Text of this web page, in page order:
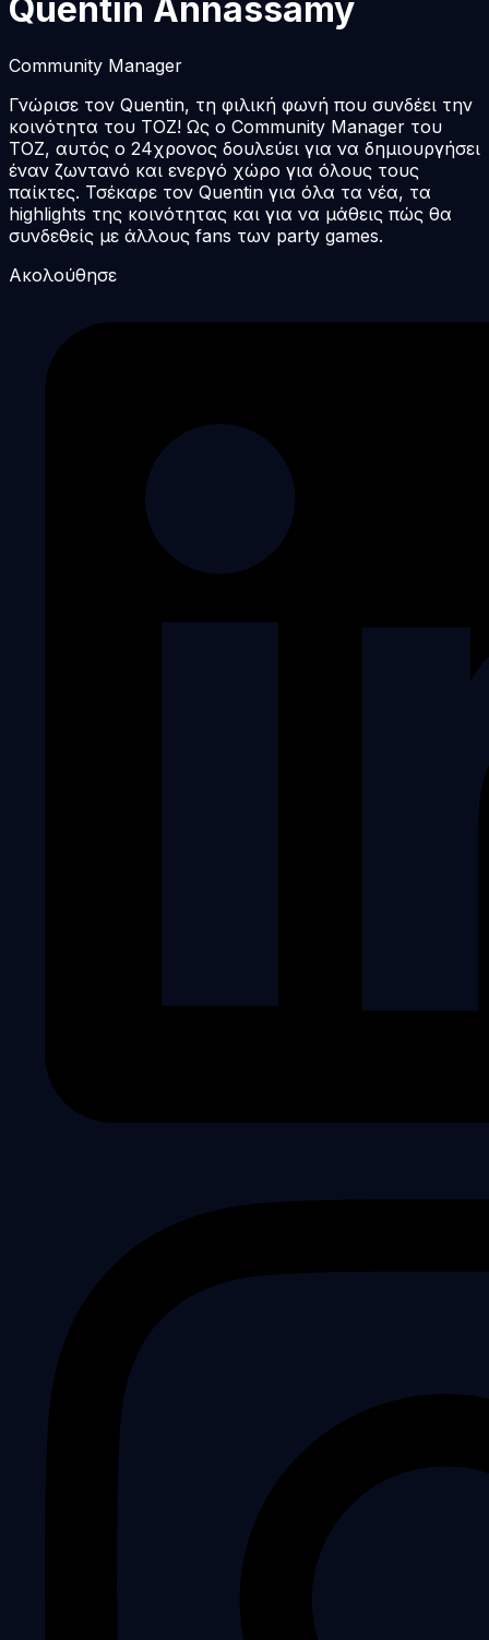
Quentin Annassamy
Community Manager
Γνώρισε τον Quentin, τη φιλική φωνή που συνδέει την
κοινότητα του TOZ! Ως ο Community Manager του
TOZ, αυτός ο 24χρονος δουλεύει για να δημιουργήσει
έναν ζωντανό και ενεργό χώρο για όλους τους
παίκτες. Τσέκαρε τον Quentin για όλα τα νέα, τα
highlights της κοινότητας και για να μάθεις πώς θα
συνδεθείς με άλλους fans των party games.
Ακολούθησε